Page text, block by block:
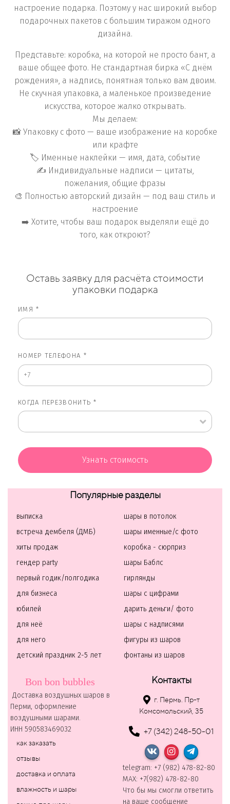
настроение подарка. Поэтому у нас широкий выбор
подарочных пакетов с большим тиражом одного
дизайна.
Представьте: коробка, на которой не просто бант, а
ваше общее фото. Не стандартная бирка «С днём
рождения», а надпись, понятная только вам двоим.
Не скучная упаковка, а маленькое произведение
искусства, которое жалко открывать.
Мы делаем:
📸 Упаковку с фото — ваше изображение на коробке
или крафте
🏷️ Именные наклейки — имя, дата, событие
✍️ Индивидуальные надписи — цитаты,
пожелания, общие фразы
🎨 Полностью авторский дизайн — под ваш стиль и
настроение
➡️ Хотите, чтобы ваш подарок выделяли ещё до
того, как откроют?
Оставь заявку для расчёта стоимости
упаковки подарка
ИМЯ *
НОМЕР ТЕЛЕФОНА *
КОГДА ПЕРЕЗВОНИТЬ *
Узнать стоимость
Популярные разделы
выписка
встреча дембеля (ДМБ)
хиты продаж
гендер party
первый годик/полгодика
для бизнеса
юбилей
для неё
для него
детский праздник 2-5 лет
шары в потолок
шары именные/с фото
коробка - сюрприз
шары Баблс
гирлянды
шары с цифрами
дарить деньги/ фото
шары с надписями
фигуры из шаров
фонтаны из шаров
Bon bon bubbles
Доставка воздушных шаров в
Перми, оформление
воздушными шарами.
ИНН 590583469032
как заказать
отзывы
доставка и оплата
влажность и шары
Контакты
г. Пермь. Пр-т
Комсомольский, 35
+7 (342) 248-50-01
telegram: +7 (982) 478-82-80
MAХ: +7(982) 478-82-80
Что бы мы смогли ответить
на ваше сообщение